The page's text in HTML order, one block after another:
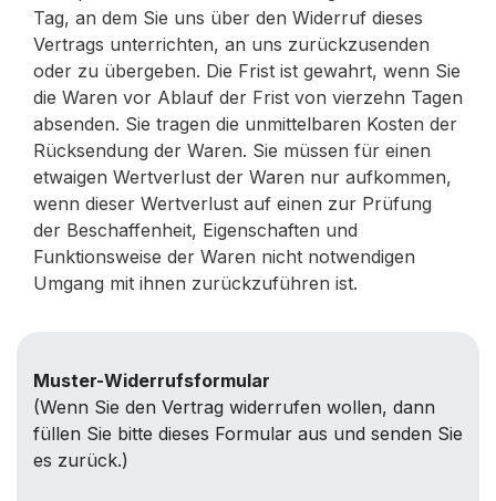
Tag, an dem Sie uns über den Widerruf dieses
Vertrags unterrichten, an uns zurückzusenden
oder zu übergeben. Die Frist ist gewahrt, wenn Sie
die Waren vor Ablauf der Frist von vierzehn Tagen
absenden. Sie tragen die unmittelbaren Kosten der
Rücksendung der Waren. Sie müssen für einen
etwaigen Wertverlust der Waren nur aufkommen,
wenn dieser Wertverlust auf einen zur Prüfung
der Beschaffenheit, Eigenschaften und
Funktionsweise der Waren nicht notwendigen
Umgang mit ihnen zurückzuführen ist.
Muster-Widerrufsformular
(Wenn Sie den Vertrag widerrufen wollen, dann
füllen Sie bitte dieses Formular aus und senden Sie
es zurück.)